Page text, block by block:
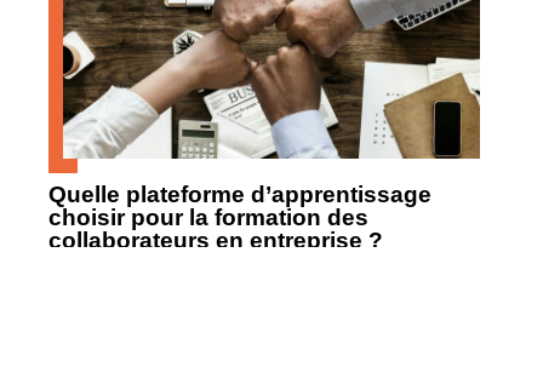
Quelle plateforme d’apprentissage
choisir pour la formation des
collaborateurs en entreprise ?